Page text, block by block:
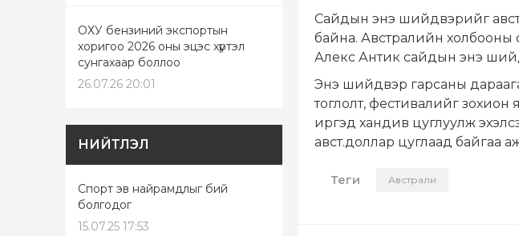
ОХУ бензиний экспортын
хоригоо 2026 оны эцэс хүртэл
сунгахаар боллоо
26.07.26 20:01
НИЙТЛЭЛ
Спорт эв найрамдлыг бий
болгодог
15.07.25 17:53
Сайдын энэ шийдвэрийг
байна. Австралийн холбооны
Алекс Антик сайдын энэ
Энэ шийдвэр гарсаны
тоглолт, фестивалийг зохион
иргэд хандив цуглуулж
авст.доллар цуглаад байгаа
Теги Австрали